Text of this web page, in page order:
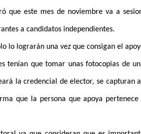
que este mes de noviembre va a
a candidatos independientes.
lo lograrán una vez que consigan el
tenían que tomar unas fotocopias de
la credencial de elector, se capturan
que la persona que apoya